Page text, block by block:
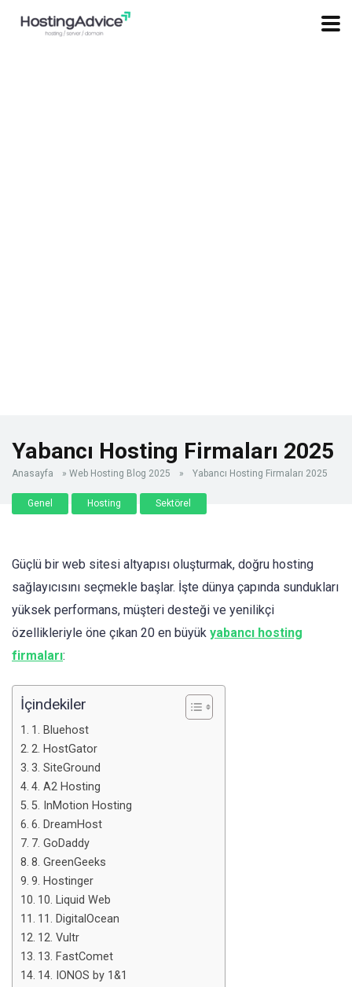
Yabancı Hosting Firmaları 2025
Anasayfa » Web Hosting Blog 2025 » Yabancı Hosting Firmaları 2025
Genel Hosting Sektörel
Güçlü bir web sitesi altyapısı oluşturmak, doğru hosting
sağlayıcısını seçmekle başlar. İşte dünya çapında sundukları
yüksek performans, müşteri desteği ve yenilikçi
özellikleriyle öne çıkan 20 en büyük yabancı hosting
firmaları:
İçindekiler
1. Bluehost
2. HostGator
3. SiteGround
4. A2 Hosting
5. InMotion Hosting
6. DreamHost
7. GoDaddy
8. GreenGeeks
9. Hostinger
10. Liquid Web
11. DigitalOcean
12. Vultr
13. FastComet
14. IONOS by 1&1